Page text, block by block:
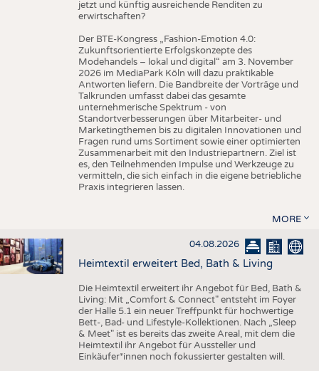
jetzt und künftig ausreichende Renditen zu
erwirtschaften?
Der BTE-Kongress „Fashion-Emotion 4.0:
Zukunftsorientierte Erfolgskonzepte des
Modehandels – lokal und digital“ am 3. November
2026 im MediaPark Köln will dazu praktikable
Antworten liefern. Die Bandbreite der Vorträge und
Talkrunden umfasst dabei das gesamte
unternehmerische Spektrum - von
Standortverbesserungen über Mitarbeiter- und
Marketingthemen bis zu digitalen Innovationen und
Fragen rund ums Sortiment sowie einer optimierten
Zusammenarbeit mit den Industriepartnern. Ziel ist
es, den Teilnehmenden Impulse und Werkzeuge zu
vermitteln, die sich einfach in die eigene betriebliche
Praxis integrieren lassen.
MORE
04.08.2026
Heimtextil erweitert Bed, Bath & Living
Die Heimtextil erweitert ihr Angebot für Bed, Bath &
Living: Mit „Comfort & Connect" entsteht im Foyer
der Halle 5.1 ein neuer Treffpunkt für hochwertige
Bett-, Bad- und Lifestyle-Kollektionen. Nach „Sleep
& Meet" ist es bereits das zweite Areal, mit dem die
Heimtextil ihr Angebot für Aussteller und
Einkäufer*innen noch fokussierter gestalten will.